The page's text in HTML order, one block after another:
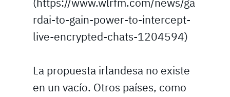
(https://www.wlrfm.com/news/ga
rdai-to-gain-power-to-intercept-
live-encrypted-chats-1204594)
La propuesta irlandesa no existe
en un vacío. Otros países, como